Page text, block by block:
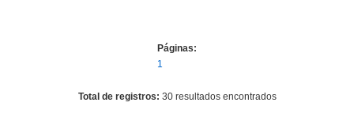
Páginas:
1
Total de registros: 30 resultados encontrados